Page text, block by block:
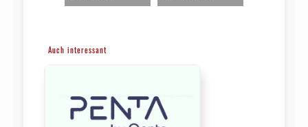
Auch interessant